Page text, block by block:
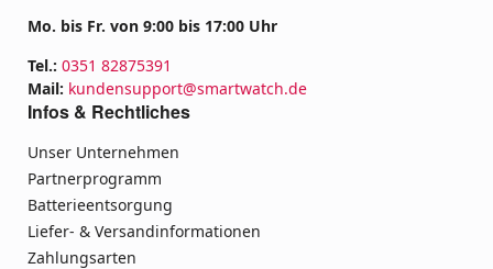
Mo. bis Fr. von 9:00 bis 17:00 Uhr
Tel.: 0351 82875391
Mail: kundensupport@smartwatch.de
Infos & Rechtliches
Unser Unternehmen
Partnerprogramm
Batterieentsorgung
Liefer- & Versandinformationen
Zahlungsarten